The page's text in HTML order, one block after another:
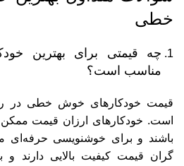
خطی
چه قیمتی برای بهترین
مناسب است؟
قیمت خودکارهای خوش خطی در
است. خودکارهای ارزان قیمت ممکن
باشند و برای خوشنویسی حرفه‌ای
گران قیمت کیفیت بالایی دارند